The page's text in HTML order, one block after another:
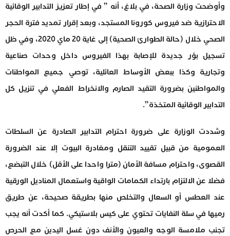
وأوضحت وزارة الصحة، في بلاغ، أنه ” في إطار تعزيز التدابير الوقائية
الاحترازية ضد فيروس كورونا المستجد، وبعد إقرار تمديد فترة الحجر
الصحي خلال (حالة الطوارئ الصحية) إلى غاية 20 ماي 2020، وفي ظل
تسجيل بؤر جديدة للإصابة بهذا الفيروس داخل وحدات صناعية
وتجارية وكذا ببعض الأوساط العائلية، توصي جميع المواطنات
والمواطنين بضرورة التقيد الصارم والانخراط الفعلي في تنزيل كل
التدابير الوقائية المتخذة”.
وشددت الوزارة على ضرورة احترام التدابير الصادرة عن السلطات
العمومية من قبيل تقييد التنقل ومغادرة البيوت إلا عند الضرورة
القصوى، واحترام مسافة الأمان (مترا واحدا على الأقل) خلال التبضع،
فضلا عن الالتزام بارتداء الكمامات الواقية واستعمال المناديل الورقية
عند العطس أو السعال والتخلص منها بطريقة صحيحة، عن طريق
رميها في سلة النفايات تحتوي على كيس بلاستيكي. كما أكدت أنه يجب
تجنب ملامسة الوجه والعيون والأنف دون غسل اليدين مع الحرص